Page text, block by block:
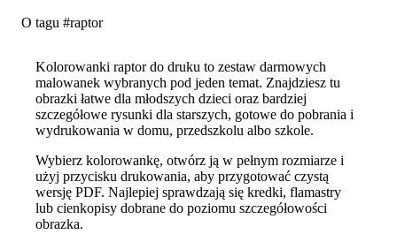
O tagu #raptor
Kolorowanki raptor do druku to zestaw darmowych
malowanek wybranych pod jeden temat. Znajdziesz tu
obrazki łatwe dla młodszych dzieci oraz bardziej
szczegółowe rysunki dla starszych, gotowe do pobrania i
wydrukowania w domu, przedszkolu albo szkole.
Wybierz kolorowankę, otwórz ją w pełnym rozmiarze i
użyj przycisku drukowania, aby przygotować czystą
wersję PDF. Najlepiej sprawdzają się kredki, flamastry
lub cienkopisy dobrane do poziomu szczegółowości
obrazka.